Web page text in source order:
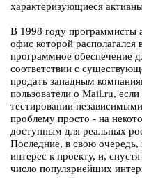
характеризующиеся
В 1998 году программисты
офис которой располагался
программное обеспечение
соответствии с
продать западным
пользователи о Mail.ru,
тестировании
проблему просто - на
доступным для реальных
Последние, в свою
интерес к проекту, и,
число популярнейших